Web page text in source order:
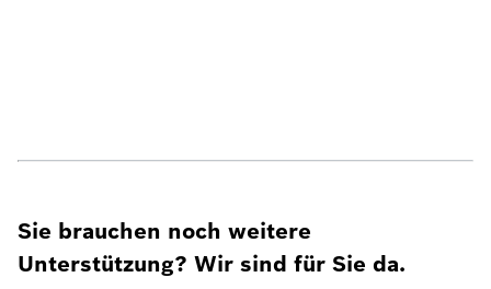
Sie brauchen noch weitere
Unterstützung? Wir sind für Sie da.